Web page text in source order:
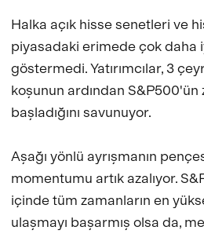
Halka açık hisse senetleri ve
piyasadaki erimede çok daha
göstermedi. Yatırımcılar, 3
koşunun ardından S&P500'ün
başladığını savunuyor.
Aşağı yönlü ayrışmanın
momentumu artık azalıyor.
içinde tüm zamanların en
ulaşmayı başarmış olsa da,